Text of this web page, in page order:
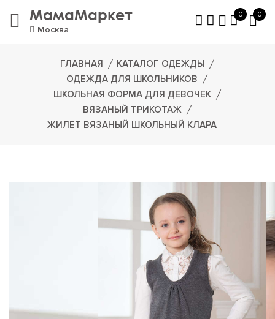
МамаМаркет
Москва
0 0
ГЛАВНАЯ
КАТАЛОГ ОДЕЖДЫ
ОДЕЖДА ДЛЯ ШКОЛЬНИКОВ
ШКОЛЬНАЯ ФОРМА ДЛЯ ДЕВОЧЕК
ВЯЗАНЫЙ ТРИКОТАЖ
ЖИЛЕТ ВЯЗАНЫЙ ШКОЛЬНЫЙ КЛАРА